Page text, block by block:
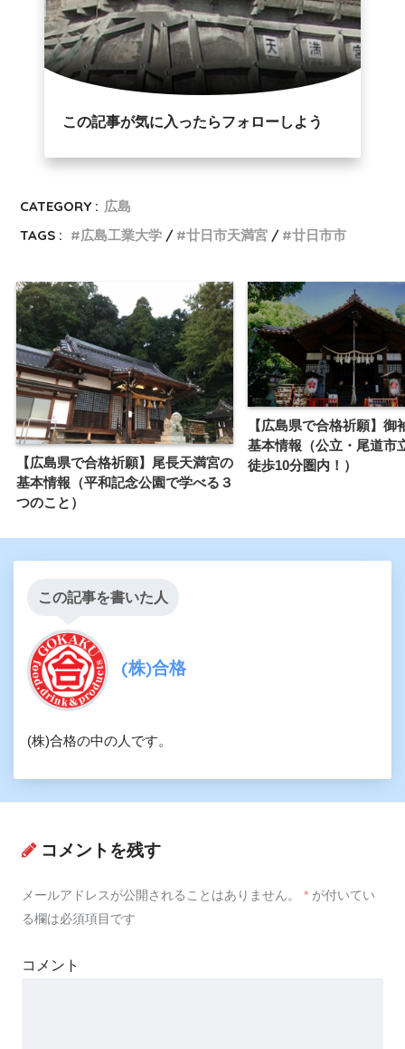
etto（エット）
この記事が気に入ったらフォローしよう
CATEGORY : 広島
TAGS :
広島工業大学 廿日市天満宮 廿日市市
【広島県で合格祈願】尾長天満宮の
基本情報（平和記念公園で学べる３
つのこと）
【広島県で合格祈願】御
基本情報（公立・尾道市
徒歩10分圏内！）
この記事を書いた人
(株)合格
(株)合格の中の人です。
コメントを残す
メールアドレスが公開されることはありません。 * が付いてい
る欄は必須項目です
コメント